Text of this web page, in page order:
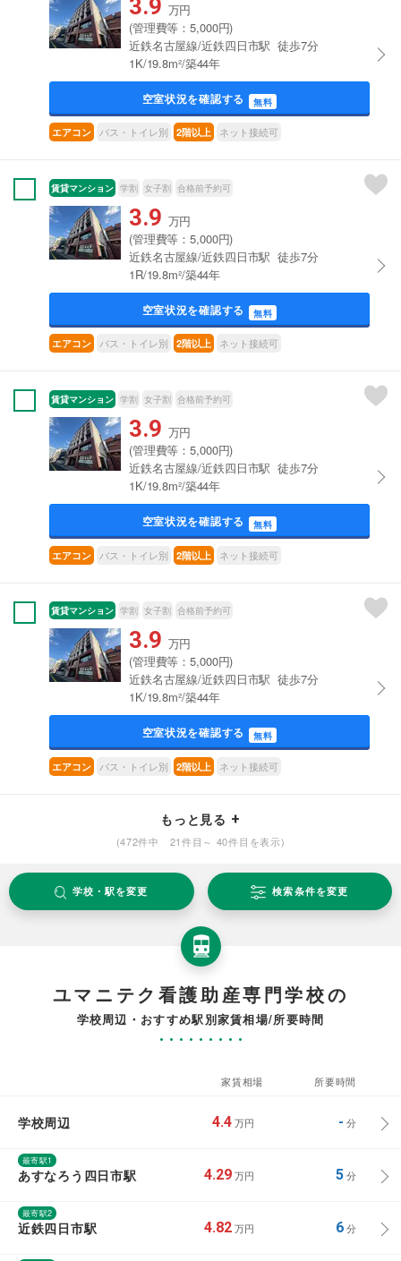
3.9 万円
(管理費等：5,000円)
近鉄名古屋線/近鉄四日市駅 徒歩7分
1K/19.8m²/築44年
空室状況を確認する 無料
エアコン バス・トイレ別 2階以上 ネット接続可
賃貸マンション 学割 女子割 合格前予約可
3.9 万円
(管理費等：5,000円)
近鉄名古屋線/近鉄四日市駅 徒歩7分
1R/19.8m²/築44年
空室状況を確認する 無料
エアコン バス・トイレ別 2階以上 ネット接続可
賃貸マンション 学割 女子割 合格前予約可
3.9 万円
(管理費等：5,000円)
近鉄名古屋線/近鉄四日市駅 徒歩7分
1K/19.8m²/築44年
空室状況を確認する 無料
エアコン バス・トイレ別 2階以上 ネット接続可
賃貸マンション 学割 女子割 合格前予約可
3.9 万円
(管理費等：5,000円)
近鉄名古屋線/近鉄四日市駅 徒歩7分
1K/19.8m²/築44年
空室状況を確認する 無料
エアコン バス・トイレ別 2階以上 ネット接続可
もっと見る
(472件中 21件目～ 40件目を表示)
学校・駅を変更 検索条件を変更
ユマニテク看護助産専門学校の
学校周辺・おすすめ駅別家賃相場/所要時間
家賃相場 所要時間
学校周辺 4.4 万円 - 分
最寄駅1
あすなろう四日市駅 4.29 万円 5分
最寄駅2
近鉄四日市駅 4.82 万円 6分